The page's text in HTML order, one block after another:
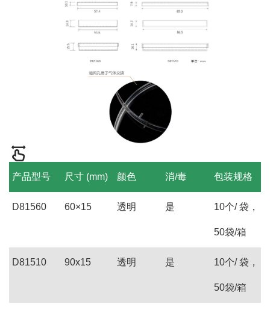
产品型号 尺寸 (mm) 颜色 消/毒 包装规格
D81560 60×15 透明 是 10个/ 袋，
50袋/箱
D81510 90x15 透明 是 10个/ 袋，
50袋/箱